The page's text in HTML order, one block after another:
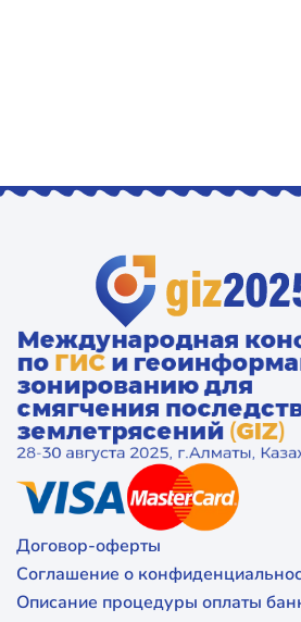
Договор-оферты
Соглашение о
Описание процедуры оплаты